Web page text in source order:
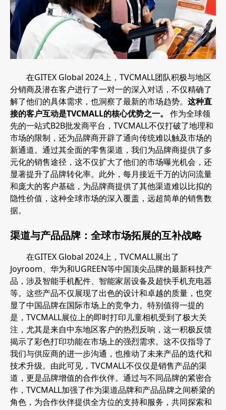
在GITEX Global 2024上，TVCMALL团队积极与地区
分销商及潜在客户进行了一对一的深入对话，不仅精确了
解了他们的具体需求，也洞察了最新的市场趋势。 这种直
接的客户互动是TVCMALL的核心优势之一。
作为全球领
先的一站式B2B批发商平台，TVCMALL不仅打破了地理和
市场的限制，还为品牌商开辟了通向传统难以触及市场的
新通道。通过其全面的零售渠道，我们为品牌商提供了多
元化的销售途径，这不仅扩大了他们的市场曝光机会，还
显著提升了品牌转化率。此外，每月接近千万的访问流量
和庞大的客户基础，为品牌商提供了其他渠道难以比拟的
隐性价值，这种全球市场的深入覆盖，远超简单的销售数
据。
渠道与产品品牌：全球市场拓展的互补战略
在GITEX Global 2024上，TVCMALL展出了
Joyroom、华为和UGREEN等中国顶尖品牌的最新科技产
品，涉及智能手机配件、智能家居设备及超快手机充电器
等。这些产品不仅展现了出色的设计和卓越的质量，也突
显了中国品牌在国际市场上的竞争力。特别值得一提的
是，TVCMALL展位上的即时打印儿童相机受到了极大关
注，尤其是来自中东地区客户的热烈反响，这一积极反馈
揭示了彩色打印功能在市场上的强烈需求。这不仅指导了
我们与供应商的进一步沟通，也推动了未来产品的迭代和
技术升级。由此可见，TVCMALL不仅仅是销售产品的渠
道，更是品牌增值的合作伙伴。通过与不同品牌的紧密合
作，TVCMALL加强了作为渠道品牌和产品品牌之间桥梁的
角色，为合作伙伴提供全方位的支持和服务，共同探索和